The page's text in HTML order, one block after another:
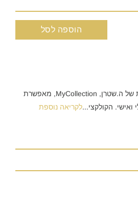
הוספה לסל
הקולקציה הקלילה והקז'ואלית של ה.שטרן, MyCollection, מאפשרת
ואישי. הקולקצי...לקריאה נוספת